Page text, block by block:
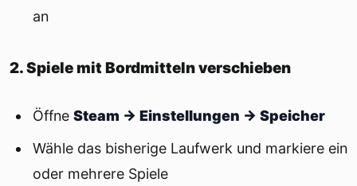
an
2. Spiele mit Bordmitteln verschieben
Öffne Steam → Einstellungen → Speicher
Wähle das bisherige Laufwerk und markiere ein
oder mehrere Spiele